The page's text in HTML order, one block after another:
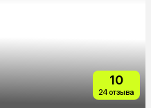
10
24 отзыва